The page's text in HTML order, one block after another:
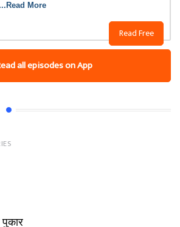
Read Free
More
all episodes on App